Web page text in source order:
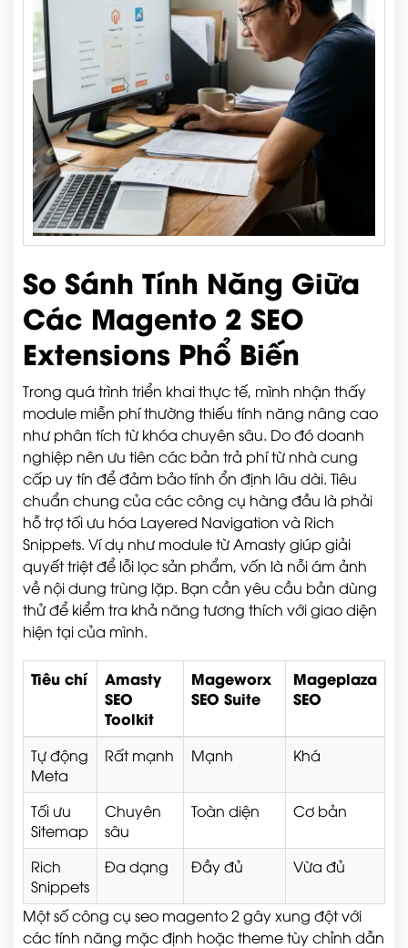
So Sánh Tính Năng Giữa
Các Magento 2 SEO
Extensions Phổ Biến
Trong quá trình triển khai thực tế, mình nhận thấy
module miễn phí thường thiếu tính năng nâng cao
như phân tích từ khóa chuyên sâu. Do đó doanh
nghiệp nên ưu tiên các bản trả phí từ nhà cung
cấp uy tín để đảm bảo tính ổn định lâu dài. Tiêu
chuẩn chung của các công cụ hàng đầu là phải
hỗ trợ tối ưu hóa Layered Navigation và Rich
Snippets. Ví dụ như module từ Amasty giúp giải
quyết triệt để lỗi lọc sản phẩm, vốn là nỗi ám ảnh
về nội dung trùng lặp. Bạn cần yêu cầu bản dùng
thử để kiểm tra khả năng tương thích với giao diện
hiện tại của mình.
Tiêu chí
Amasty
SEO
Toolkit
Mageworx
SEO Suite
Mageplaza
SEO
Tự động
Meta
Rất mạnh Mạnh Khá
Tối ưu
Sitemap
Chuyên
sâu
Toàn diện Cơ bản
Rich
Snippets
Đa dạng Đầy đủ Vừa đủ
Một số công cụ seo magento 2 gây xung đột với
các tính năng mặc định hoặc theme tùy chỉnh dẫn